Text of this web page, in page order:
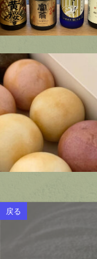
戻る